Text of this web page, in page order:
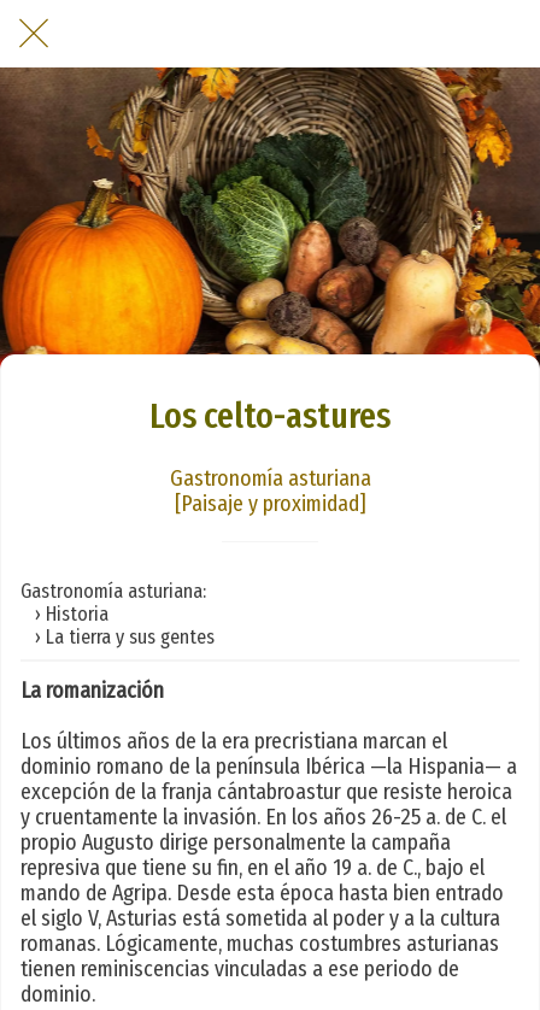
Los celto-astures
Gastronomía asturiana
[Paisaje y proximidad]
Gastronomía asturiana:
› Historia
› La tierra y sus gentes
La romanización
Los últimos años de la era precristiana marcan el
dominio romano de la península Ibérica —la Hispania— a
excepción de la franja cántabroastur que resiste heroica
y cruentamente la invasión. En los años 26-25 a. de C. el
propio Augusto dirige personalmente la campaña
represiva que tiene su fin, en el año 19 a. de C., bajo el
mando de Agripa. Desde esta época hasta bien entrado
el siglo V, Asturias está sometida al poder y a la cultura
romanas. Lógicamente, muchas costumbres asturianas
tienen reminiscencias vinculadas a ese periodo de
dominio.